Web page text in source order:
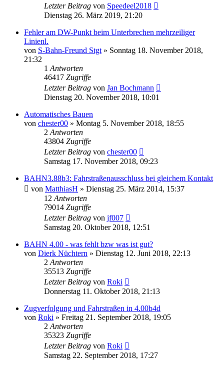
Letzter Beitrag von Speedeel2018
Dienstag 26. März 2019, 21:20
Fehler am DW-Punkt beim Unterbrechen mehrzeiliger
Linienl.
von S-Bahn-Freund Stgt » Sonntag 18. November 2018,
21:32
1 Antworten
46417 Zugriffe
Letzter Beitrag von Jan Bochmann
Dienstag 20. November 2018, 10:01
Automatisches Bauen
von chester00 » Montag 5. November 2018, 18:55
2 Antworten
43804 Zugriffe
Letzter Beitrag von chester00
Samstag 17. November 2018, 09:23
BAHN3.88b3: Fahrstraßenausschluss bei gleichem Kontakt
von MatthiasH » Dienstag 25. März 2014, 15:37
12 Antworten
79014 Zugriffe
Letzter Beitrag von jf007
Samstag 20. Oktober 2018, 12:51
BAHN 4.00 - was fehlt bzw was ist gut?
von Dierk Nüchtern » Dienstag 12. Juni 2018, 22:13
2 Antworten
35513 Zugriffe
Letzter Beitrag von Roki
Donnerstag 11. Oktober 2018, 21:13
Zugverfolgung und Fahrstraßen in 4.00b4d
von Roki » Freitag 21. September 2018, 19:05
2 Antworten
35323 Zugriffe
Letzter Beitrag von Roki
Samstag 22. September 2018, 17:27